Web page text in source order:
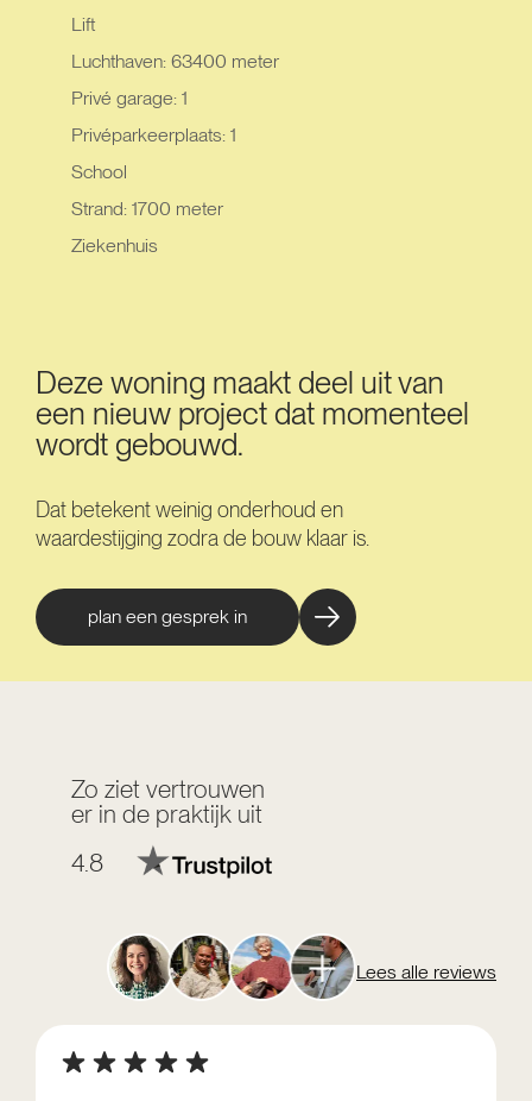
Lift
Luchthaven: 63400 meter
Privé garage: 1
Privéparkeerplaats: 1
School
Strand: 1700 meter
Ziekenhuis
Deze woning maakt deel uit van
een nieuw project dat momenteel
wordt gebouwd.
Dat betekent weinig onderhoud en
waardestijging zodra de bouw klaar is.
plan een gesprek in
Zo ziet vertrouwen
er in de praktijk uit
4.8
Lees alle reviews